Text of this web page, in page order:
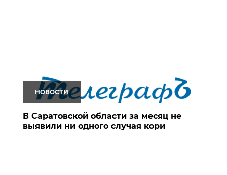
НОВОСТИ
В Саратовской области за месяц не
выявили ни одного случая кори